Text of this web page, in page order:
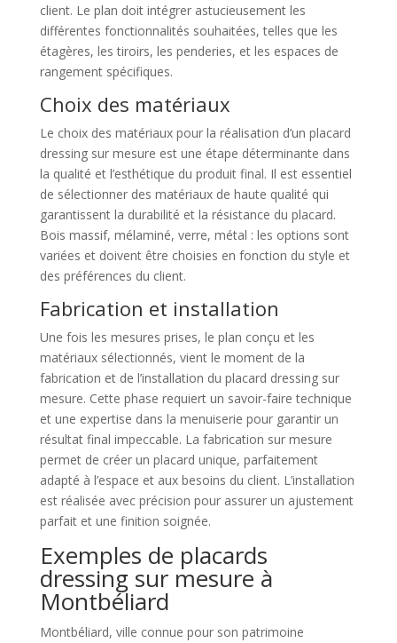
client. Le plan doit intégrer astucieusement les
différentes fonctionnalités souhaitées, telles que les
étagères, les tiroirs, les penderies, et les espaces de
rangement spécifiques.
Choix des matériaux
Le choix des matériaux pour la réalisation d’un placard
dressing sur mesure est une étape déterminante dans
la qualité et l’esthétique du produit final. Il est essentiel
de sélectionner des matériaux de haute qualité qui
garantissent la durabilité et la résistance du placard.
Bois massif, mélaminé, verre, métal : les options sont
variées et doivent être choisies en fonction du style et
des préférences du client.
Fabrication et installation
Une fois les mesures prises, le plan conçu et les
matériaux sélectionnés, vient le moment de la
fabrication et de l’installation du placard dressing sur
mesure. Cette phase requiert un savoir-faire technique
et une expertise dans la menuiserie pour garantir un
résultat final impeccable. La fabrication sur mesure
permet de créer un placard unique, parfaitement
adapté à l’espace et aux besoins du client. L’installation
est réalisée avec précision pour assurer un ajustement
parfait et une finition soignée.
Exemples de placards
dressing sur mesure à
Montbéliard
Montbéliard, ville connue pour son patrimoine